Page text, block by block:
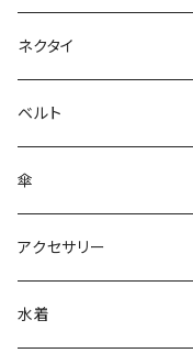
ネクタイ
ベルト
傘
アクセサリー
水着